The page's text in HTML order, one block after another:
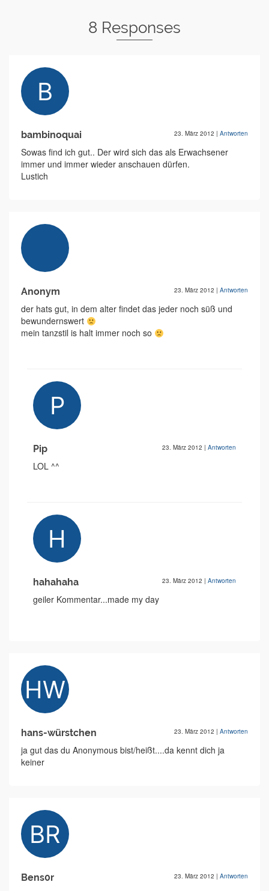
8 Responses
bambinoquai 23. März 2012 | Antworten
Sowas find ich gut.. Der wird sich das als Erwachsener
immer und immer wieder anschauen dürfen.
Lustich
Anonym 23. März 2012 | Antworten
der hats gut, in dem alter findet das jeder noch süß und
bewundernswert
mein tanzstil is halt immer noch so
Pip 23. März 2012 | Antworten
LOL ^^
hahahaha 23. März 2012 | Antworten
geiler Kommentar...made my day
hans-würstchen 23. März 2012 | Antworten
ja gut das du Anonymous bist/heißt....da kennt dich ja
keiner
Bens0r 23. März 2012 | Antworten